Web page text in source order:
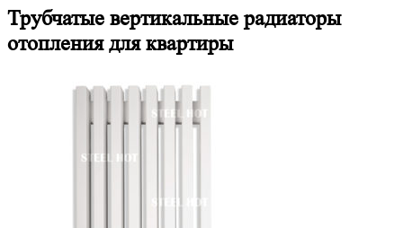
Трубчатые вертикальные радиаторы
отопления для квартиры